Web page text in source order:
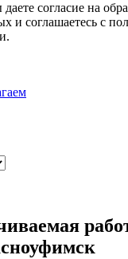
согласие на
и соглашаетесь с